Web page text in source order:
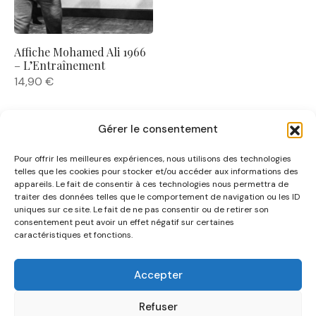
Gérer le consentement
Pour offrir les meilleures expériences, nous utilisons des technologies
telles que les cookies pour stocker et/ou accéder aux informations des
appareils. Le fait de consentir à ces technologies nous permettra de
traiter des données telles que le comportement de navigation ou les ID
uniques sur ce site. Le fait de ne pas consentir ou de retirer son
consentement peut avoir un effet négatif sur certaines
caractéristiques et fonctions.
Accepter
Refuser
Affiche Mohamed Ali 1966
– L’Entraînement
14,90 €
NOUS CONNAÎTRE